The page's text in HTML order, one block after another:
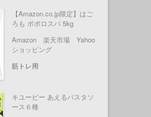
【Amazon.co.jp限定】はご
ろも ポポロスパ 5kg
Amazon
楽天市場
Yahoo
ショッピング
筋トレ用
キユーピー あえるパスタソ
ース６種